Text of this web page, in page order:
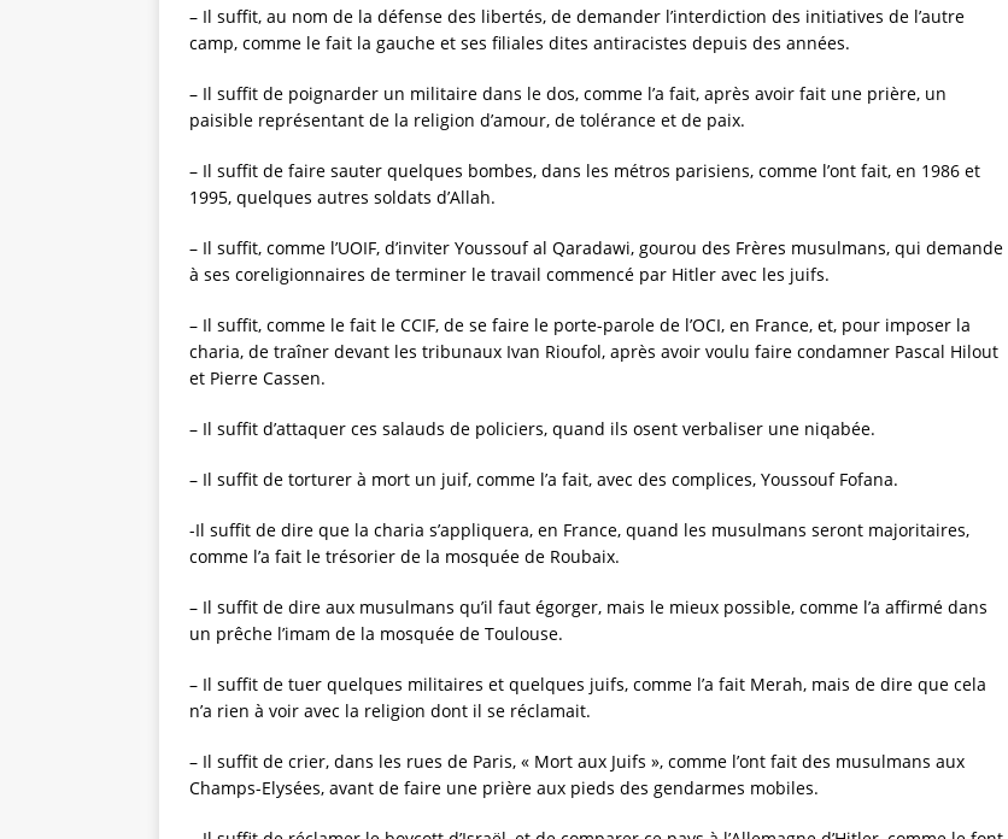
– Il suffit, au nom de la défense des libertés, de demander l’interdiction des initiatives de l’autre
camp, comme le fait la gauche et ses filiales dites antiracistes depuis des années.
– Il suffit de poignarder un militaire dans le dos, comme l’a fait, après avoir fait une prière, un
paisible représentant de la religion d’amour, de tolérance et de paix.
– Il suffit de faire sauter quelques bombes, dans les métros parisiens, comme l’ont fait, en 1986 et
1995, quelques autres soldats d’Allah.
– Il suffit, comme l’UOIF, d’inviter Youssouf al Qaradawi, gourou des Frères musulmans, qui demande
à ses coreligionnaires de terminer le travail commencé par Hitler avec les juifs.
– Il suffit, comme le fait le CCIF, de se faire le porte-parole de l’OCI, en France, et, pour imposer la
charia, de traîner devant les tribunaux Ivan Rioufol, après avoir voulu faire condamner Pascal Hilout
et Pierre Cassen.
– Il suffit d’attaquer ces salauds de policiers, quand ils osent verbaliser une niqabée.
– Il suffit de torturer à mort un juif, comme l’a fait, avec des complices, Youssouf Fofana.
-Il suffit de dire que la charia s’appliquera, en France, quand les musulmans seront majoritaires,
comme l’a fait le trésorier de la mosquée de Roubaix.
– Il suffit de dire aux musulmans qu’il faut égorger, mais le mieux possible, comme l’a affirmé dans
un prêche l’imam de la mosquée de Toulouse.
– Il suffit de tuer quelques militaires et quelques juifs, comme l’a fait Merah, mais de dire que cela
n’a rien à voir avec la religion dont il se réclamait.
– Il suffit de crier, dans les rues de Paris, « Mort aux Juifs », comme l’ont fait des musulmans aux
Champs-Elysées, avant de faire une prière aux pieds des gendarmes mobiles.